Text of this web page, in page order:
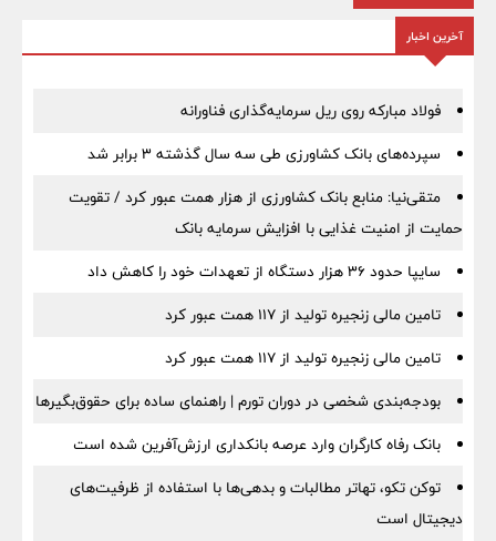
آخرین اخبار
فولاد مبارکه روی ریل سرمایه‌گذاری فناورانه
سپرده‌های بانک کشاورزی طی سه سال گذشته ۳ برابر شد
متقی‌نیا: منابع بانک کشاورزی از هزار همت عبور کرد / تقویت
حمایت از امنیت غذایی با افزایش سرمایه بانک
سایپا حدود ۳۶ هزار دستگاه از تعهدات خود را کاهش داد
تامین مالی زنجیره تولید از 117 همت عبور کرد
تامین مالی زنجیره تولید از 117 همت عبور کرد
بودجه‌بندی شخصی در دوران تورم | راهنمای ساده برای حقوق‌بگیرها
بانک رفاه کارگران وارد عرصه بانکداری ارزش‌آفرین شده است
توکن تکو، تهاتر مطالبات و بدهی‌ها با استفاده از ظرفیت‌های
دیجیتال است